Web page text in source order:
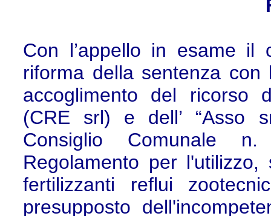
Con l’appello in esame il
riforma della sentenza
accoglimento del ricorso
(CRE srl) e dell’ “Asso
Consiglio Comunale
Regolamento per
fertilizzanti reflui
presupposto